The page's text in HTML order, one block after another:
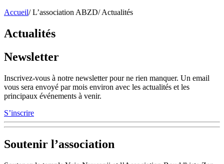
Accueil/ L’association ABZD/ Actualités
Actualités
Newsletter
Inscrivez-vous à notre newsletter pour ne rien manquer. Un email
vous sera envoyé par mois environ avec les actualités et les
principaux événements à venir.
S’inscrire
Soutenir l’association